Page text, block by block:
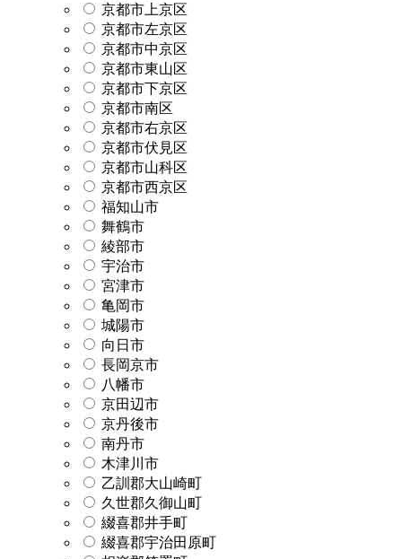
京都市上京区
京都市左京区
京都市中京区
京都市東山区
京都市下京区
京都市南区
京都市右京区
京都市伏見区
京都市山科区
京都市西京区
福知山市
舞鶴市
綾部市
宇治市
宮津市
亀岡市
城陽市
向日市
長岡京市
八幡市
京田辺市
京丹後市
南丹市
木津川市
乙訓郡大山崎町
久世郡久御山町
綴喜郡井手町
綴喜郡宇治田原町